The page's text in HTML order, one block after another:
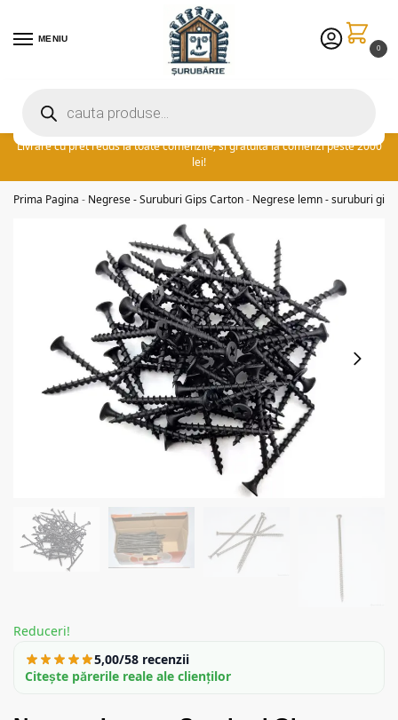
MENIU
0
reducere la comenzile peste 300 lei! adauga cuponul ‘FIDSUR’ la
Livrare cu pret redus la toate comenzile, si gratuita la comenzi peste 2000
lei!
Prima Pagina - Negrese - Suruburi Gips Carton - Negrese lemn - suruburi
Reduceri!
5,00/58 recenzii
Citește părerile reale ale clienților